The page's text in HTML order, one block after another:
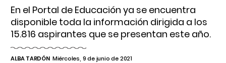
En el Portal de Educación ya se encuentra
disponible toda la información dirigida a los
15.816 aspirantes que se presentan este año.
ALBA TARDÓN Miércoles, 9 de junio de 2021